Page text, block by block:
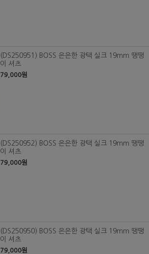
(DS250951) BOSS 은은한 광택 실크 19mm 땡땡
이 셔츠
79,000원
(DS250952) BOSS 은은한 광택 실크 19mm 땡땡
이 셔츠
79,000원
(DS250950) BOSS 은은한 광택 실크 19mm 땡땡
이 셔츠
79,000원